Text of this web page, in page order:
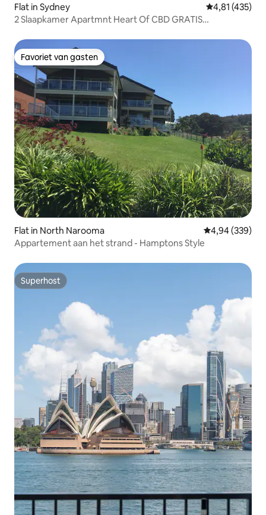
Flat in Sydney Gemiddelde
4,81 (435)
2 Slaapkamer Apartmnt Heart Of CBD GRATIS
Favoriet van gasten
Favoriet van gasten
Flat in North Narooma Gemiddelde
4,94 (339)
Appartement aan het strand - Hamptons Style
Superhost
Superhost